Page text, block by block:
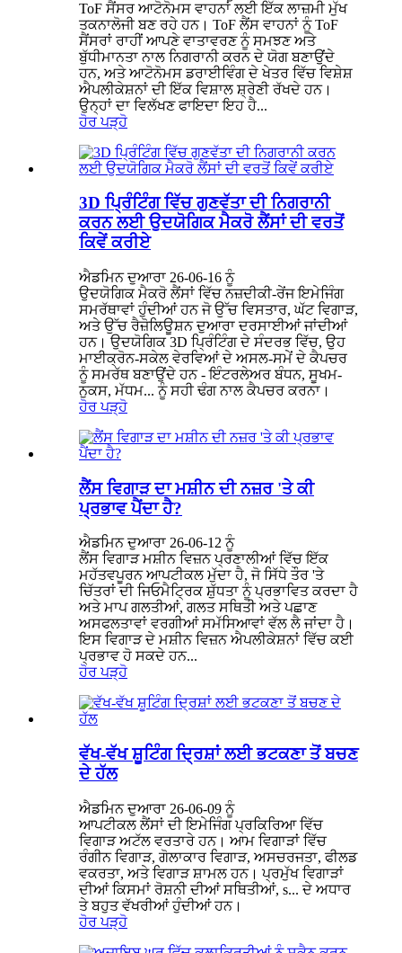
ToF ਸੈਂਸਰ ਆਟੋਨੋਮਸ ਵਾਹਨਾਂ ਲਈ ਇੱਕ ਲਾਜ਼ਮੀ ਮੁੱਖ
ਤਕਨਾਲੋਜੀ ਬਣ ਰਹੇ ਹਨ। ToF ਲੈਂਸ ਵਾਹਨਾਂ ਨੂੰ ToF
ਸੈਂਸਰਾਂ ਰਾਹੀਂ ਆਪਣੇ ਵਾਤਾਵਰਣ ਨੂੰ ਸਮਝਣ ਅਤੇ
ਬੁੱਧੀਮਾਨਤਾ ਨਾਲ ਨਿਗਰਾਨੀ ਕਰਨ ਦੇ ਯੋਗ ਬਣਾਉਂਦੇ
ਹਨ, ਅਤੇ ਆਟੋਨੋਮਸ ਡਰਾਈਵਿੰਗ ਦੇ ਖੇਤਰ ਵਿੱਚ ਵਿਸ਼ੇਸ਼
ਐਪਲੀਕੇਸ਼ਨਾਂ ਦੀ ਇੱਕ ਵਿਸ਼ਾਲ ਸ਼੍ਰੇਣੀ ਰੱਖਦੇ ਹਨ।
ਉਨ੍ਹਾਂ ਦਾ ਵਿਲੱਖਣ ਫਾਇਦਾ ਇਹ ਹੈ...
ਹੋਰ ਪੜ੍ਹੋ
3D ਪ੍ਰਿੰਟਿੰਗ ਵਿੱਚ ਗੁਣਵੱਤਾ ਦੀ ਨਿਗਰਾਨੀ
ਕਰਨ ਲਈ ਉਦਯੋਗਿਕ ਮੈਕਰੋ ਲੈਂਸਾਂ ਦੀ ਵਰਤੋਂ
ਕਿਵੇਂ ਕਰੀਏ
ਐਡਮਿਨ ਦੁਆਰਾ 26-06-16 ਨੂੰ
ਉਦਯੋਗਿਕ ਮੈਕਰੋ ਲੈਂਸਾਂ ਵਿੱਚ ਨਜ਼ਦੀਕੀ-ਰੇਂਜ ਇਮੇਜਿੰਗ
ਸਮਰੱਥਾਵਾਂ ਹੁੰਦੀਆਂ ਹਨ ਜੋ ਉੱਚ ਵਿਸਤਾਰ, ਘੱਟ ਵਿਗਾੜ,
ਅਤੇ ਉੱਚ ਰੈਜ਼ੋਲਿਊਸ਼ਨ ਦੁਆਰਾ ਦਰਸਾਈਆਂ ਜਾਂਦੀਆਂ
ਹਨ। ਉਦਯੋਗਿਕ 3D ਪ੍ਰਿੰਟਿੰਗ ਦੇ ਸੰਦਰਭ ਵਿੱਚ, ਉਹ
ਮਾਈਕ੍ਰੋਨ-ਸਕੇਲ ਵੇਰਵਿਆਂ ਦੇ ਅਸਲ-ਸਮੇਂ ਦੇ ਕੈਪਚਰ
ਨੂੰ ਸਮਰੱਥ ਬਣਾਉਂਦੇ ਹਨ - ਇੰਟਰਲੇਅਰ ਬੰਧਨ, ਸੂਖਮ-
ਨੁਕਸ, ਮੱਧਮ... ਨੂੰ ਸਹੀ ਢੰਗ ਨਾਲ ਕੈਪਚਰ ਕਰਨਾ।
ਹੋਰ ਪੜ੍ਹੋ
ਲੈਂਸ ਵਿਗਾੜ ਦਾ ਮਸ਼ੀਨ ਦੀ ਨਜ਼ਰ 'ਤੇ ਕੀ
ਪ੍ਰਭਾਵ ਪੈਂਦਾ ਹੈ?
ਐਡਮਿਨ ਦੁਆਰਾ 26-06-12 ਨੂੰ
ਲੈਂਸ ਵਿਗਾੜ ਮਸ਼ੀਨ ਵਿਜ਼ਨ ਪ੍ਰਣਾਲੀਆਂ ਵਿੱਚ ਇੱਕ
ਮਹੱਤਵਪੂਰਨ ਆਪਟੀਕਲ ਮੁੱਦਾ ਹੈ, ਜੋ ਸਿੱਧੇ ਤੌਰ 'ਤੇ
ਚਿੱਤਰਾਂ ਦੀ ਜਿਓਮੈਟ੍ਰਿਕ ਸ਼ੁੱਧਤਾ ਨੂੰ ਪ੍ਰਭਾਵਿਤ ਕਰਦਾ ਹੈ
ਅਤੇ ਮਾਪ ਗਲਤੀਆਂ, ਗਲਤ ਸਥਿਤੀ ਅਤੇ ਪਛਾਣ
ਅਸਫਲਤਾਵਾਂ ਵਰਗੀਆਂ ਸਮੱਸਿਆਵਾਂ ਵੱਲ ਲੈ ਜਾਂਦਾ ਹੈ।
ਇਸ ਵਿਗਾੜ ਦੇ ਮਸ਼ੀਨ ਵਿਜ਼ਨ ਐਪਲੀਕੇਸ਼ਨਾਂ ਵਿੱਚ ਕਈ
ਪ੍ਰਭਾਵ ਹੋ ਸਕਦੇ ਹਨ...
ਹੋਰ ਪੜ੍ਹੋ
ਵੱਖ-ਵੱਖ ਸ਼ੂਟਿੰਗ ਦ੍ਰਿਸ਼ਾਂ ਲਈ ਭਟਕਣਾ ਤੋਂ ਬਚਣ
ਦੇ ਹੱਲ
ਐਡਮਿਨ ਦੁਆਰਾ 26-06-09 ਨੂੰ
ਆਪਟੀਕਲ ਲੈਂਸਾਂ ਦੀ ਇਮੇਜਿੰਗ ਪ੍ਰਕਿਰਿਆ ਵਿੱਚ
ਵਿਗਾੜ ਅਟੱਲ ਵਰਤਾਰੇ ਹਨ। ਆਮ ਵਿਗਾੜਾਂ ਵਿੱਚ
ਰੰਗੀਨ ਵਿਗਾੜ, ਗੋਲਾਕਾਰ ਵਿਗਾੜ, ਅਸਚਰਜਤਾ, ਫੀਲਡ
ਵਕਰਤਾ, ਅਤੇ ਵਿਗਾੜ ਸ਼ਾਮਲ ਹਨ। ਪ੍ਰਮੁੱਖ ਵਿਗਾੜਾਂ
ਦੀਆਂ ਕਿਸਮਾਂ ਰੋਸ਼ਨੀ ਦੀਆਂ ਸਥਿਤੀਆਂ, s... ਦੇ ਅਧਾਰ
ਤੇ ਬਹੁਤ ਵੱਖਰੀਆਂ ਹੁੰਦੀਆਂ ਹਨ।
ਹੋਰ ਪੜ੍ਹੋ